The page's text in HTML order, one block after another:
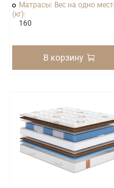
Матрасы: Вес на одно
(кг):
160
В корзину